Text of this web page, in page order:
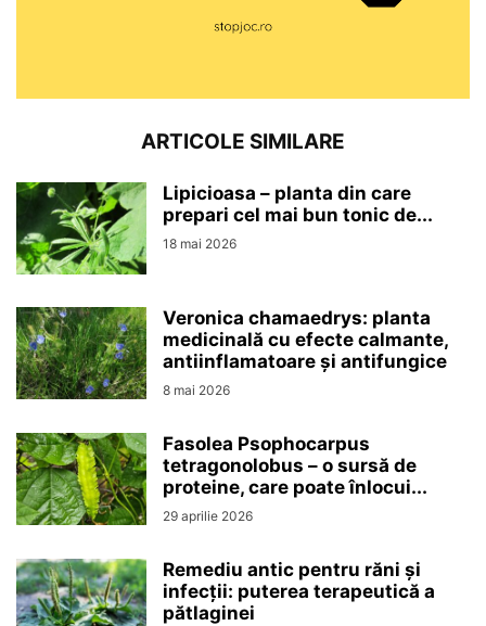
ARTICOLE SIMILARE
Lipicioasa – planta din care
prepari cel mai bun tonic de...
18 mai 2026
Veronica chamaedrys: planta
medicinală cu efecte calmante,
antiinflamatoare și antifungice
8 mai 2026
Fasolea Psophocarpus
tetragonolobus – o sursă de
proteine, care poate înlocui...
29 aprilie 2026
Remediu antic pentru răni și
infecții: puterea terapeutică a
pătlaginei